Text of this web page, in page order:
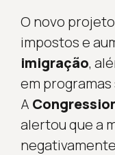
O novo
impostos e
imigração,
em
A
alertou que a